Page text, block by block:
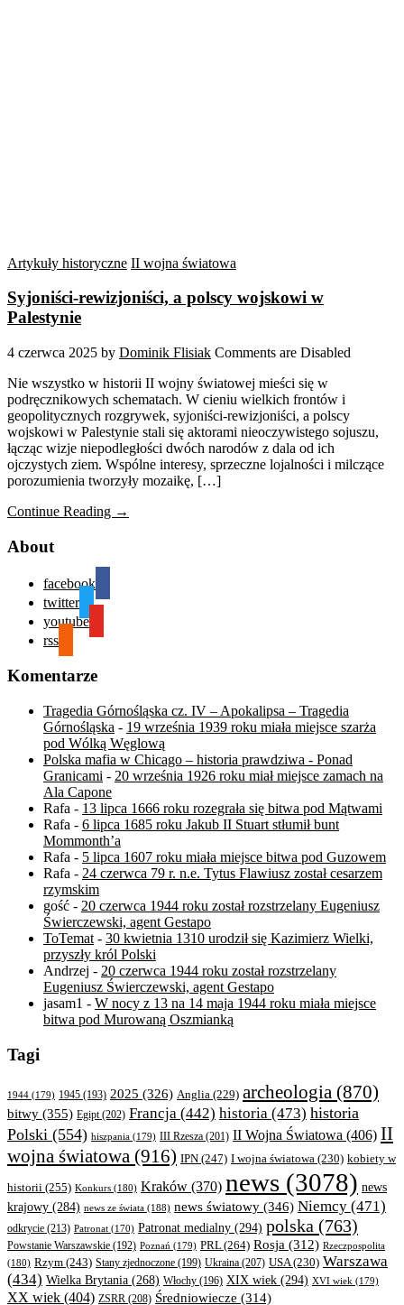
Artykuły historyczne II wojna światowa
Syjoniści-rewizjoniści, a polscy wojskowi w
Palestynie
4 czerwca 2025 by Dominik Flisiak Comments are Disabled
Nie wszystko w historii II wojny światowej mieści się w
podręcznikowych schematach. W cieniu wielkich frontów i
geopolitycznych rozgrywek, syjoniści-rewizjoniści, a polscy
wojskowi w Palestynie stali się aktorami nieoczywistego sojuszu,
łącząc wizje niepodległości dwóch narodów z dala od ich
ojczystych ziem. Wspólne interesy, sprzeczne lojalności i milczące
porozumienia tworzyły mozaikę, […]
Continue Reading →
About
facebook
twitter
youtube
rss
Komentarze
Tragedia Górnośląska cz. IV – Apokalipsa – Tragedia
Górnośląska - 19 września 1939 roku miała miejsce szarża
pod Wólką Węglową
Polska mafia w Chicago – historia prawdziwa - Ponad
Granicami - 20 września 1926 roku miał miejsce zamach na
Ala Capone
Rafa - 13 lipca 1666 roku rozegrała się bitwa pod Mątwami
Rafa - 6 lipca 1685 roku Jakub II Stuart stłumił bunt
Mommonth’a
Rafa - 5 lipca 1607 roku miała miejsce bitwa pod Guzowem
Rafa - 24 czerwca 79 r. n.e. Tytus Flawiusz został cesarzem
rzymskim
gość - 20 czerwca 1944 roku został rozstrzelany Eugeniusz
Świerczewski, agent Gestapo
ToTemat - 30 kwietnia 1310 urodził się Kazimierz Wielki,
przyszły król Polski
Andrzej - 20 czerwca 1944 roku został rozstrzelany
Eugeniusz Świerczewski, agent Gestapo
jasam1 - W nocy z 13 na 14 maja 1944 roku miała miejsce
bitwa pod Murowaną Oszmianką
Tagi
1944 (179) 1945 (193) 2025 (326) Anglia (229) archeologia (870)
bitwy (355) Egipt(202) Francja (442) historia (473) historia
Polski (554) hiszpania (179) III Rzesza (201) II Wojna Światowa (406) II
wojna światowa (916) IPN (247) I wojna światowa (230) kobiety w
historii (255) Konkurs (180) Kraków (370) news (3078) news
krajowy (284) news ze świata (188) news światowy (346) Niemcy (471)
odkrycie (213) Patronat (170) Patronat medialny (294) polska (763)
Powstanie Warszawskie (192) Poznań (179) PRL(264) Rosja (312) Rzeczpospolita
(180) Rzym (243) Stany zjednoczone (199) Ukraina (207) USA(230) Warszawa
(434) Wielka Brytania (268) Włochy (196) XIX wiek (294) XVI wiek (179)
XX wiek (404) ZSRR (208) Średniowiecze (314)